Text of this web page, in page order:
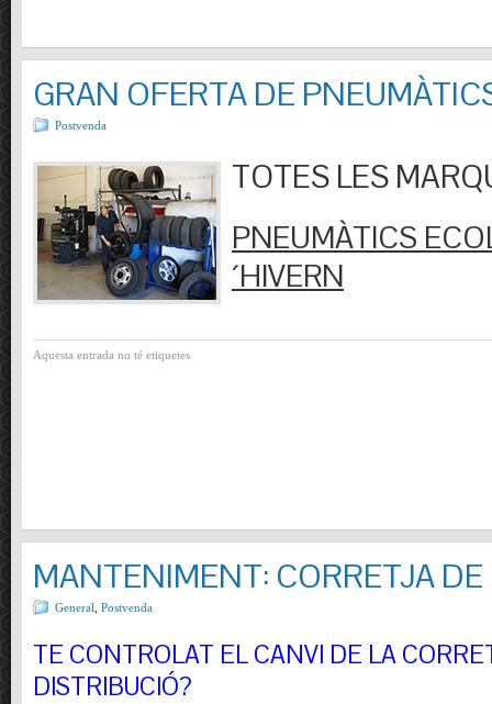
GRAN OFERTA DE
Postvenda
TOTES LES
PNEUMÀTICS
´HIVERN
Aquesta entrada no té etiquetes
MANTENIMENT: CORRETJA
General Postvenda
TE CONTROLAT EL CANVI DE LA
DISTRIBUCIÓ?